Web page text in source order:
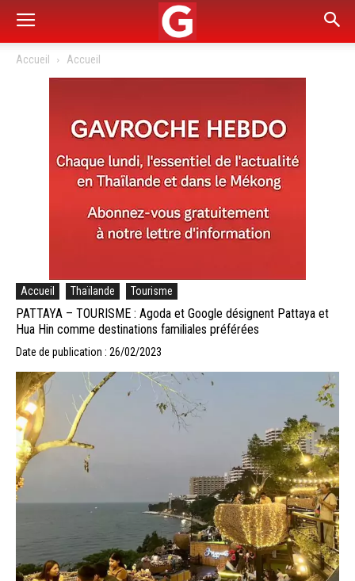
Accueil Accueil
Accueil Thaïlande Tourisme
PATTAYA – TOURISME : Agoda et Google désignent Pattaya et
Hua Hin comme destinations familiales préférées
Date de publication : 26/02/2023